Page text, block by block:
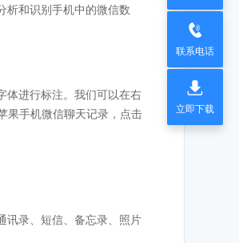
析和识别手机中的微信数
体进行标注。我们可以在右
果手机微信聊天记录，点击
讯录、短信、备忘录、照片

联系电话

立即下载